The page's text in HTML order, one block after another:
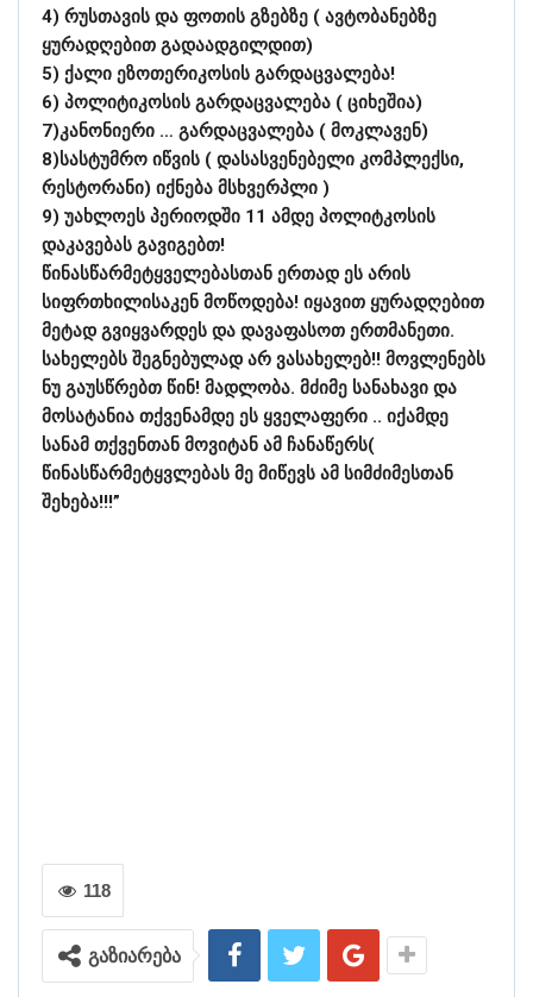
4) რუსთავის და ფოთის გზებზე ( ავტობანებზე
ყურადღებით გადაადგილდით)
5) ქალი ეზოთერიკოსის გარდაცვალება!
6) პოლიტიკოსის გარდაცვალება ( ციხეშია)
7)კანონიერი … გარდაცვალება ( მოკლავენ)
8)სასტუმრო იწვის ( დასასვენებელი კომპლექსი,
რესტორანი) იქნება მსხვერპლი )
9) უახლოეს პერიოდში 11 ამდე პოლიტკოსის
დაკავებას გავიგებთ!
წინასწარმეტყველებასთან ერთად ეს არის
სიფრთხილისაკენ მოწოდება! იყავით ყურადღებით
მეტად გვიყვარდეს და დავაფასოთ ერთმანეთი.
სახელებს შეგნებულად არ ვასახელებ!! მოვლენებს
ნუ გაუსწრებთ წინ! მადლობა. მძიმე სანახავი და
მოსატანია თქვენამდე ეს ყველაფერი .. იქამდე
სანამ თქვენთან მოვიტან ამ ჩანაწერს(
წინასწარმეტყვლებას მე მიწევს ამ სიმძიმესთან
შეხება!!!”
118
გაზიარება